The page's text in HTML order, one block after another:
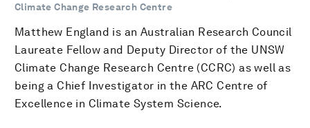
Climate Change Research Centre
Matthew England is an Australian Research Council
Laureate Fellow and Deputy Director of the UNSW
Climate Change Research Centre (CCRC) as well as
being a Chief Investigator in the ARC Centre of
Excellence in Climate System Science.